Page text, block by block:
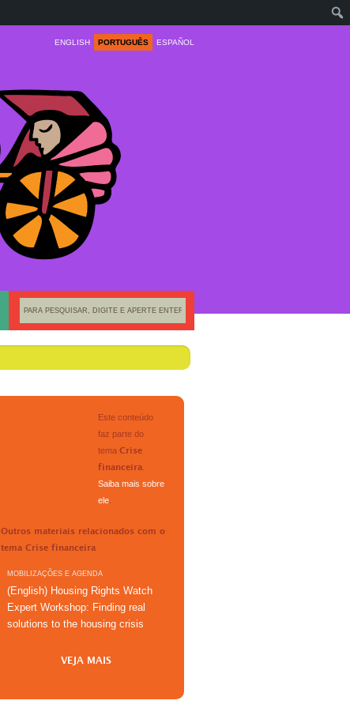
ENGLISH PORTUGUÊS ESPAÑOL
Este conteúdo
faz parte do
tema Crise
financeira
Saiba mais sobre
ele
Outros materiais relacionados com o
tema Crise financeira
MOBILIZAÇÕES E AGENDA
(English) Housing Rights Watch
Expert Workshop: Finding real
solutions to the housing crisis
VEJA MAIS